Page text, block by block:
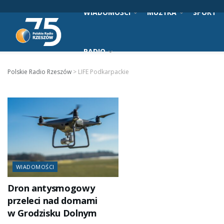
WIADOMOŚCI MUZYKA SPORT
RADIO
Polskie Radio Rzeszów > LIFE Podkarpackie
WIADOMOŚCI
Dron antysmogowy
przeleci nad domami
w Grodzisku Dolnym